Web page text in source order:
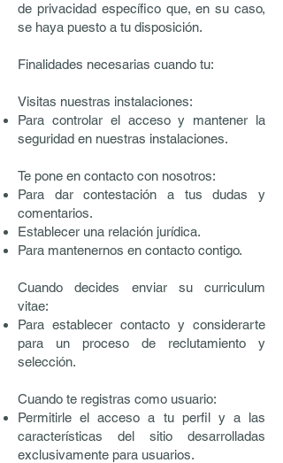
de privacidad específico que, en su caso,
se haya puesto a tu disposición.
Finalidades necesarias cuando tu:
Visitas nuestras instalaciones:
Para controlar el acceso y mantener la
seguridad en nuestras instalaciones.
Te pone en contacto con nosotros:
Para dar contestación a tus dudas y
comentarios.
Establecer una relación jurídica.
Para mantenernos en contacto contigo.
Cuando decides enviar su curriculum
vitae:
Para establecer contacto y considerarte
para un proceso de reclutamiento y
selección.
Cuando te registras como usuario:
Permitirle el acceso a tu perfil y a las
características del sitio desarrolladas
exclusivamente para usuarios.